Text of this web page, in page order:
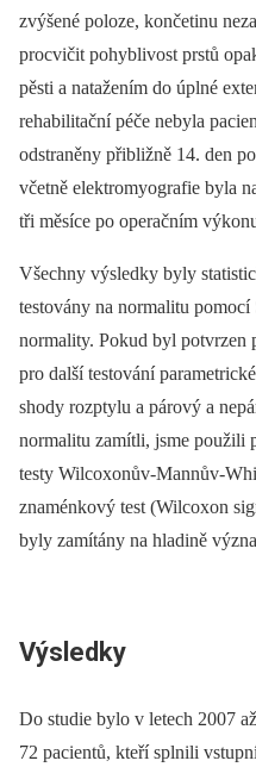
zvýšené poloze, končetinu
procvičit pohyblivost prstů
pěsti a natažením do úplné
rehabilitační péče nebyla
odstraněny přibližně 14. den
včetně elektromyografie byla
tři měsíce po operačním
Všechny výsledky byly
testovány na normalitu
normality. Pokud byl potvrzen
pro další testování
shody rozptylu a párový a
normalitu zamítli, jsme použili
testy Wilcoxonův-Mannův-
znaménkový test (Wilcoxon
byly zamítány na hladině
Výsledky
Do studie bylo v letech 2007
72 pacientů, kteří splnili